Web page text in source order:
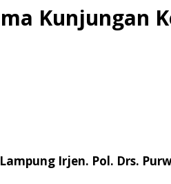
Kunjungan
Irjen. Pol. Drs.